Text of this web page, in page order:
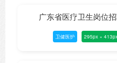
广东省医疗卫生岗位
卫健医护 295px ×